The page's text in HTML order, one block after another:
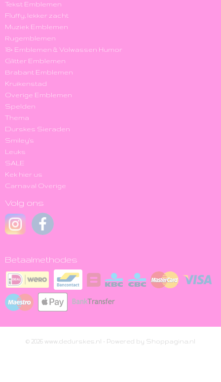
Tekst Emblemen
Fluffy, lekker zacht
Muziek Emblemen
Rugemblemen
18+ Emblemen & Volwassen Humor
Glitter Emblemen
Brabant Emblemen
Kruikenstad
Overige Emblemen
Spelden
Thema
Durskes Sieraden
Smiley's
Leuks
SALE
Kek hier us
Carnaval Overige
Volg ons
Betaalmethodes
© 2026 www.dedurskes.nl - Powered by Shoppagina.nl